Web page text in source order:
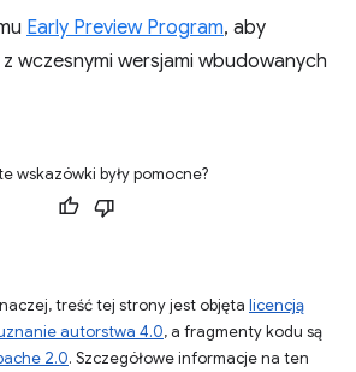
Early Preview Program, aby
wczesnymi wersjami wbudowanych
wskazówki były pomocne?
treść tej strony jest objęta licencją
autorstwa 4.0, a fragmenty kodu są
2.0. Szczegółowe informacje na ten